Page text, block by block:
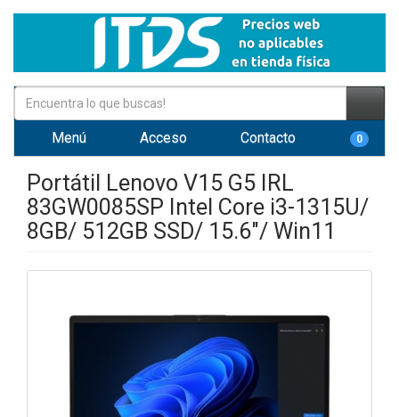
Menú Acceso Contacto 0
Portátil Lenovo V15 G5 IRL
83GW0085SP Intel Core i3-1315U/
8GB/ 512GB SSD/ 15.6"/ Win11